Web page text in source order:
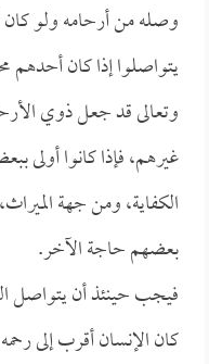
وصله من أرحامه ولو كان
يتواصلوا إذا كان أحدهم
وتعالى قد جعل ذوي
غيرهم، فإذا كانوا
الكفاية، ومن جهة
بعضهم حاجة الآخر.
فيجب حينئذ أن يتواصل
كان الإنسان أقرب إلى